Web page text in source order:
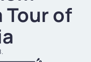
Tour of